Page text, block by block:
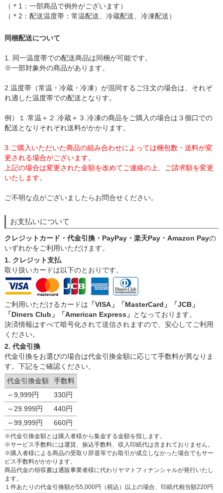
（＊1：一部商品で例外がございます）
（＊2：配送温度帯：常温配送、冷蔵配送、冷凍配送）
同梱配送について
1. 同一温度帯での配送商品は同梱が可能です。
※一部対象外の商品があります。
2.温度帯（常温・冷蔵・冷凍）が混同するご注文の場合は、それぞ
れ適した温度帯での配送となりす。
例）１.常温＋２.冷蔵＋３.冷凍の商品をご購入の場合は３個口での
配送となりそれぞれ送料がかかります。
3.ご購入いただいた商品の組み合わせによっては梱包数・送料が変
更される場合がございます。
上記の場合は変更された金額を改めてご連絡の上、ご請求額を変更
いたします。
ご不明な点がございましたらお問合せください。
お支払いについて
クレジットカード・代金引換・PayPay・楽天Pay・Amazon Payの
いずれかをご利用いただけます。
1. クレジット支払
取り扱いカードは以下のとおりです。
ご利用いただけるカードは 「VISA」「MasterCard」「JCB」
「Diners Club」「American Express」 となっております。
決済情報はすべて暗号化されて送信されますので、安心してご利用
ください。
2. 代金引換
代金引換をお選びの場合は代金引換金額に応じて手数料が異なりま
す。下記をご確認ください。
代金引換金額
手数料
～9,999円
330円
～29.999円
440円
～99,999円
660円
※代金引換金額とは購入者様から集金する金額を指します。
※サービス手数料には運賃、振込手数料、収入印紙代は含まれておりません。
※購入者様による商品の受取り辞退等でお取引が成立しなかった場合でもサー
ビス手数料がかかります。
商品代金の領収書は通販事業者様に代わりヤマトフィナンシャルが発行いたし
ます。
１件あたりの代金引換額が55,000円（税込）以上の場合、印紙代相当額220円